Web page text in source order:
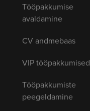
Tööpakkumise
avaldamine
CV andmebaas
VIP tööpakkumised
Tööpakkumiste
peegeldamine